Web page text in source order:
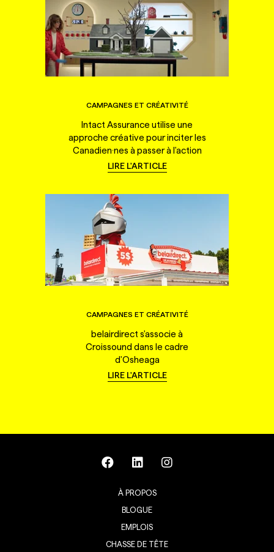
CAMPAGNES ET CRÉATIVITÉ
Intact Assurance utilise une
approche créative pour inciter les
Canadien·nes à passer à l'action
LIRE L'ARTICLE
CAMPAGNES ET CRÉATIVITÉ
belairdirect s'associe à
Croissound dans le cadre
d'Osheaga
LIRE L'ARTICLE
À PROPOS
BLOGUE
EMPLOIS
CHASSE DE TÊTE